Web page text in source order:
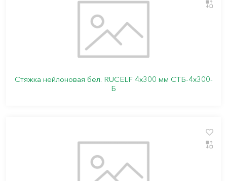
Стяжка нейлоновая бел. RUCELF 4х300 мм СТБ-4х300-
Б